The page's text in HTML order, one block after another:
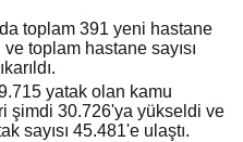
toplam 391 yeni hastane
toplam hastane sayısı
yatak olan kamu
şimdi 30.726'ya yükseldi ve
sayısı 45.481'e ulaştı.